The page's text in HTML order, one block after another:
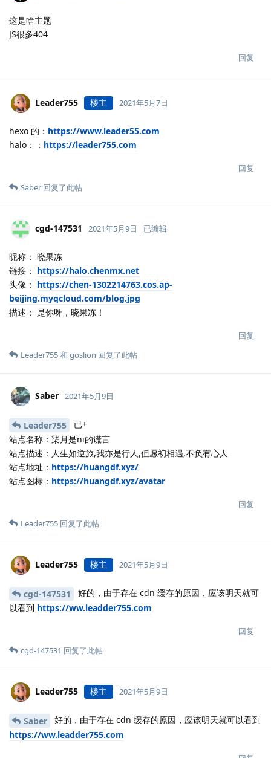
这是啥主题
JS很多404
回复
Leader755 楼主 2021年5月7日
hexo 的： https://www.leader55.com
halo：： https://leader755.com
回复
Saber 回复了此帖
cgd-147531 2021年5月9日 已编辑
昵称： 晓果冻
链接： https://halo.chenmx.net
头像： https://chen-1302214763.cos.ap-
beijing.myqcloud.com/blog.jpg
描述： 是你呀，晓果冻！
回复
Leader755和 goslion 回复了此帖
Saber 2021年5月9日
Leader755
已+
站点名称：柒月是ni的谎言
站点描述：人生如逆旅,我亦是行人,但愿初相遇,不负有心人
站点地址： https://huangdf.xyz/
站点图标： https://huangdf.xyz/avatar
回复
Leader755 回复了此帖
Leader755 楼主 2021年5月9日
cgd-147531
好的，由于存在 cdn 缓存的原因，应该明天就可
以看到 https://ww.leadder755.com
回复
cgd-147531 回复了此帖
Leader755 楼主 2021年5月9日
Saber
好的，由于存在 cdn 缓存的原因，应该明天就可以看到
https://ww.leadder755.com